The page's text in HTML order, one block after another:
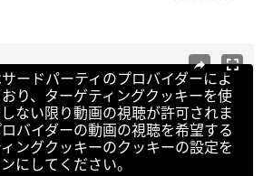
ードパーティのプロバイダーによ
り、ターゲティングクッキーを使
ない限り動画の視聴が許可されま
バイダーの動画の視聴を希望する
ングクッキーのクッキーの設定を
にしてください。